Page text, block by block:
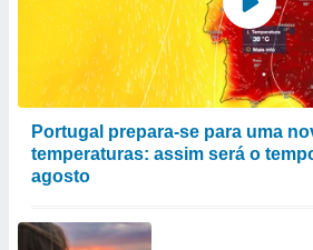
Portugal prepara-se para uma
temperaturas: assim será o
agosto